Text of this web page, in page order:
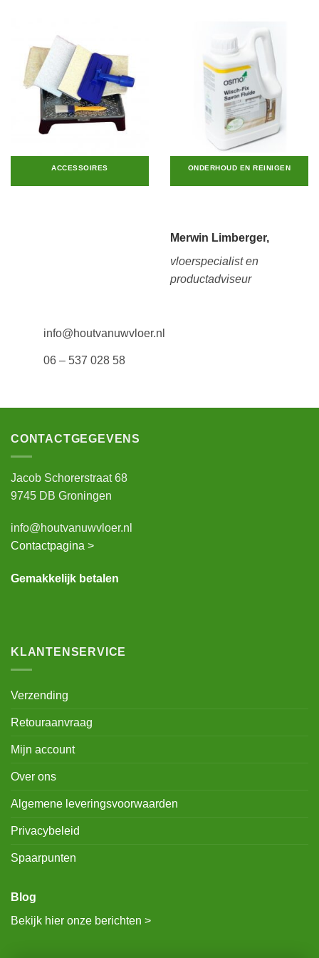
ACCESSOIRES ONDERHOUD EN REINIGEN
Merwin Limberger,
vloerspecialist en
productadviseur
info@houtvanuwvloer.nl
06 – 537 028 58
CONTACTGEGEVENS
Jacob Schorerstraat 68
9745 DB Groningen
info@houtvanuwvloer.nl
Contactpagina >
Gemakkelijk betalen
KLANTENSERVICE
Verzending
Retouraanvraag
Mijn account
Over ons
Algemene leveringsvoorwaarden
Privacybeleid
Spaarpunten
Blog
Bekijk hier onze berichten >